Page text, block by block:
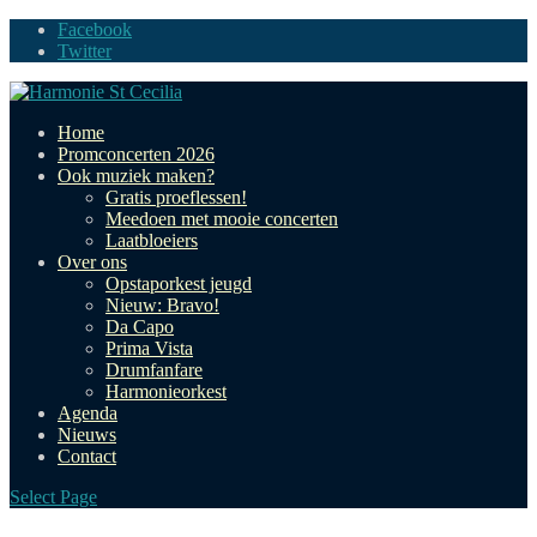
Facebook
Twitter
Home
Promconcerten 2026
Ook muziek maken?
Gratis proeflessen!
Meedoen met mooie concerten
Laatbloeiers
Over ons
Opstaporkest jeugd
Nieuw: Bravo!
Da Capo
Prima Vista
Drumfanfare
Harmonieorkest
Agenda
Nieuws
Contact
Select Page